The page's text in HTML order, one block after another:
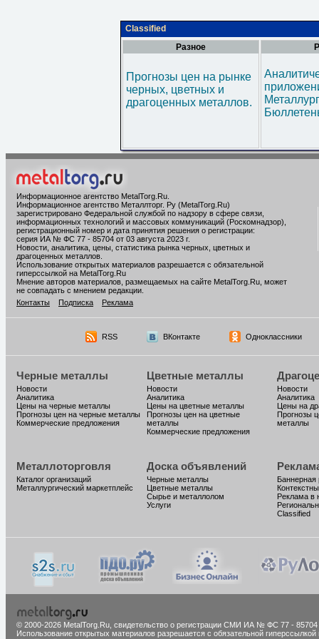
Classified
Разное
Прогнозы цен на рынке
черных, цветных и
драгоценных металлов.
Информационное агентство MetalTorg.Ru
Информационное агентство Металлторг. Ру (MetalTorg.Ru)
зарегистрировано Федеральной службой по надзору в сфере связи,
информационных технологий и массовых коммуникаций (Роскомнадзор),
регистрационный номер и дата принятия решения о регистрации:
серия ИА № ФС 77 - 85704 от 03 августа 2023 г.
Новости, аналитика, цены, статистика рынка черных, цветных и
драгоценных металлов.
Использование открытых материалов разрешается с обязательной
гиперссылкой на MetalTorg.Ru
Мнение авторов материалов, размещаемых на сайте MetalTorg.Ru, может
не совпадать с мнением редакции.
Контакты
Подписка Реклама
RSS ВКонтакте Одноклассники
Черные металлы
Новости
Аналитика
Цены на черные металлы
Прогнозы цен на черные металлы
Коммерческие предложения
Цветные металлы
Новости
Аналитика
Цены на цветные металлы
Прогнозы цен на цветные
металлы
Коммерческие предложения
Новости
Аналитика
Цены на
Прогнозы
металлы
Металлоторговля
Каталог организаций
Металлургический маркетплейс
Доска объявлений
Черные металлы
Цветные металлы
Сырье и металлолом
Услуги
Баннерная
Реклама в
Classified
© 2000-2026 MetalTorg.Ru, cвидетельство о регистрации СМИ ИА № ФС 77 - 85704
Использование открытых материалов разрешается с обязательной гиперссылкой